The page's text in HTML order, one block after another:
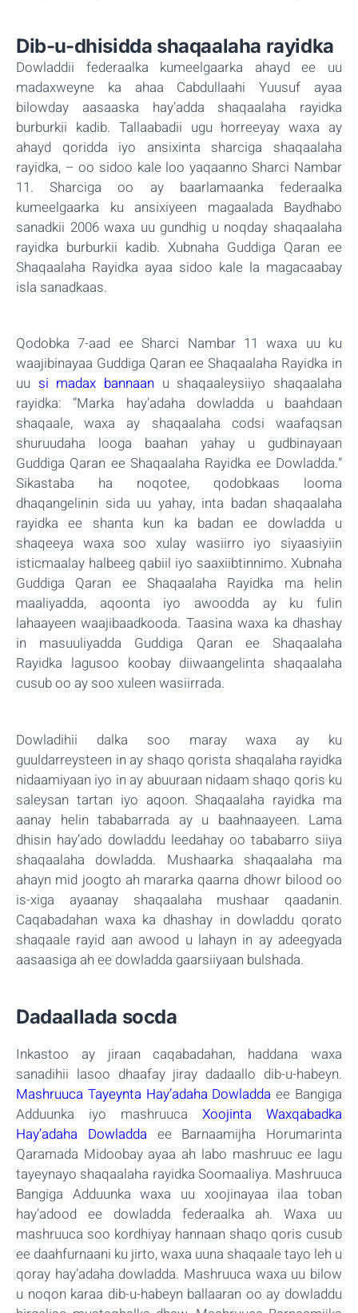
Dib-u-dhisidda shaqaalaha rayidka
Dowladdii federaalka kumeelgaarka ahayd ee uu
madaxweyne ka ahaa Cabdullaahi Yuusuf ayaa
bilowday aasaaska hay’adda shaqaalaha rayidka
burburkii kadib. Tallaabadii ugu horreeyay waxa ay
ahayd qoridda iyo ansixinta sharciga shaqaalaha
rayidka, – oo sidoo kale loo yaqaanno Sharci Nambar
11. Sharciga oo ay baarlamaanka federaalka
kumeelgaarka ku ansixiyeen magaalada Baydhabo
sanadkii 2006 waxa uu gundhig u noqday shaqaalaha
rayidka burburkii kadib. Xubnaha Guddiga Qaran ee
Shaqaalaha Rayidka ayaa sidoo kale la magacaabay
isla sanadkaas.
Qodobka 7-aad ee Sharci Nambar 11 waxa uu ku
waajibinayaa Guddiga Qaran ee Shaqaalaha Rayidka in
uu si madax bannaan u shaqaaleysiiyo shaqaalaha
rayidka: “Marka hay’adaha dowladda u baahdaan
shaqaale, waxa ay shaqaalaha codsi waafaqsan
shuruudaha looga baahan yahay u gudbinayaan
Guddiga Qaran ee Shaqaalaha Rayidka ee Dowladda.”
Sikastaba ha noqotee, qodobkaas looma
dhaqangelinin sida uu yahay, inta badan shaqaalaha
rayidka ee shanta kun ka badan ee dowladda u
shaqeeya waxa soo xulay wasiirro iyo siyaasiyiin
isticmaalay halbeeg qabiil iyo saaxiibtinnimo. Xubnaha
Guddiga Qaran ee Shaqaalaha Rayidka ma helin
maaliyadda, aqoonta iyo awoodda ay ku fulin
lahaayeen waajibaadkooda. Taasina waxa ka dhashay
in masuuliyadda Guddiga Qaran ee Shaqaalaha
Rayidka lagusoo koobay diiwaangelinta shaqaalaha
cusub oo ay soo xuleen wasiirrada.
Dowladihii dalka soo maray waxa ay ku
guuldarreysteen in ay shaqo qorista shaqalaha rayidka
nidaamiyaan iyo in ay abuuraan nidaam shaqo qoris ku
saleysan tartan iyo aqoon. Shaqaalaha rayidka ma
aanay helin tababarrada ay u baahnaayeen. Lama
dhisin hay’ado dowladdu leedahay oo tababarro siiya
shaqaalaha dowladda. Mushaarka shaqaalaha ma
ahayn mid joogto ah mararka qaarna dhowr bilood oo
is-xiga ayaanay shaqaalaha mushaar qaadanin.
Caqabadahan waxa ka dhashay in dowladdu qorato
shaqaale rayid aan awood u lahayn in ay adeegyada
aasaasiga ah ee dowladda gaarsiiyaan bulshada.
Dadaallada socda
Inkastoo ay jiraan caqabadahan, haddana waxa
sanadihii lasoo dhaafay jiray dadaallo dib-u-habeyn.
Mashruuca Tayeynta Hay’adaha Dowladda ee Bangiga
Adduunka iyo mashruuca Xoojinta Waxqabadka
Hay’adaha Dowladda ee Barnaamijha Horumarinta
Qaramada Midoobay ayaa ah labo mashruuc ee lagu
tayeynayo shaqaalaha rayidka Soomaaliya. Mashruuca
Bangiga Adduunka waxa uu xoojinayaa ilaa toban
hay’adood ee dowladda federaalka ah. Waxa uu
mashruuca soo kordhiyay hannaan shaqo qoris cusub
ee daahfurnaani ku jirto, waxa uuna shaqaale tayo leh u
qoray hay’adaha dowladda. Mashruuca waxa uu bilow
u noqon karaa dib-u-habeyn ballaaran oo ay dowladdu